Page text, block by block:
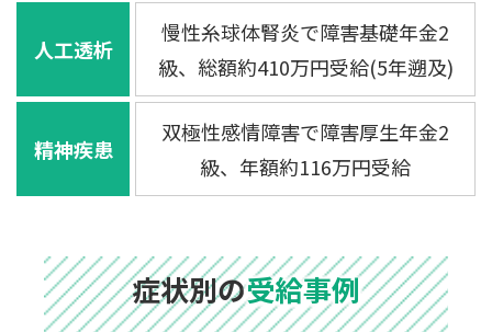
人工透析
慢性糸球体腎炎で障害基礎年金2
級、総額約410万円受給(5年遡及)
精神疾患
双極性感情障害で障害厚生年金2
級、年額約116万円受給
症状別の受給事例